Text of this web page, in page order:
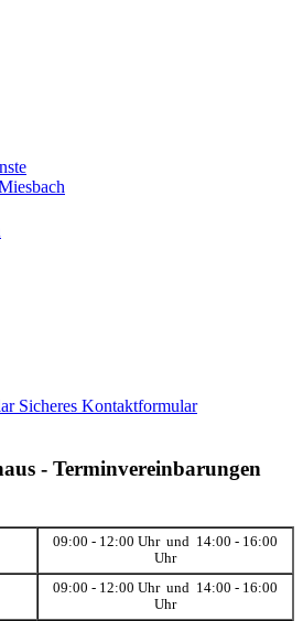
Sicheres Kontaktformular
- Terminvereinbarungen
09:00 - 12:00 Uhr und 14:00 - 16:00
Uhr
09:00 - 12:00 Uhr und 14:00 - 16:00
Uhr